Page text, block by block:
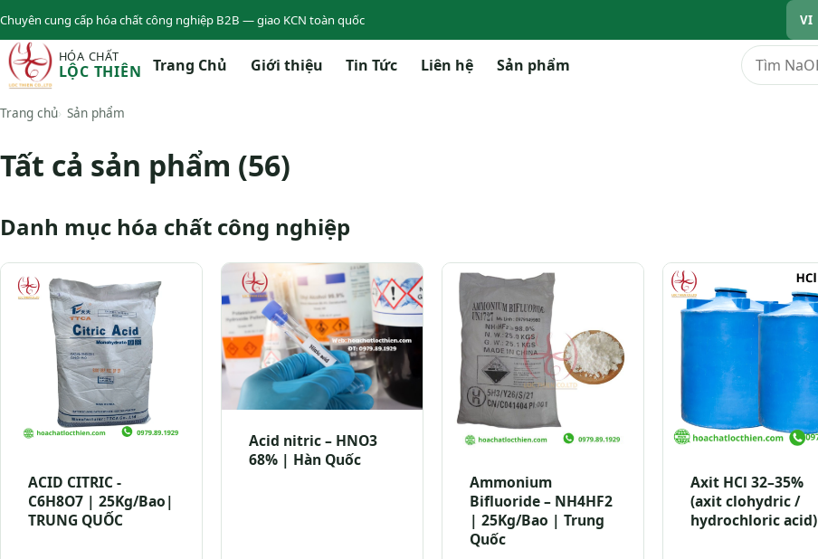
Chuyên cung cấp hóa chất công nghiệp B2B — giao KCN toàn quốc VI
HÓA CHẤT
LỘC THIÊN Trang Chủ Giới thiệu Tin Tức Liên hệ Sản phẩm Tìm kiếm
Trang chủ Sản phẩm
Tất cả sản phẩm (56)
Danh mục hóa chất công nghiệp
ACID CITRIC -
C6H8O7 | 25Kg/Bao|
TRUNG QUỐC
Acid nitric – HNO3
68% | Hàn Quốc
Ammonium
Bifluoride – NH4HF2
| 25Kg/Bao | Trung
Quốc
Axit HCl 32–35%
(axit clohydric /
hydrochloric acid)